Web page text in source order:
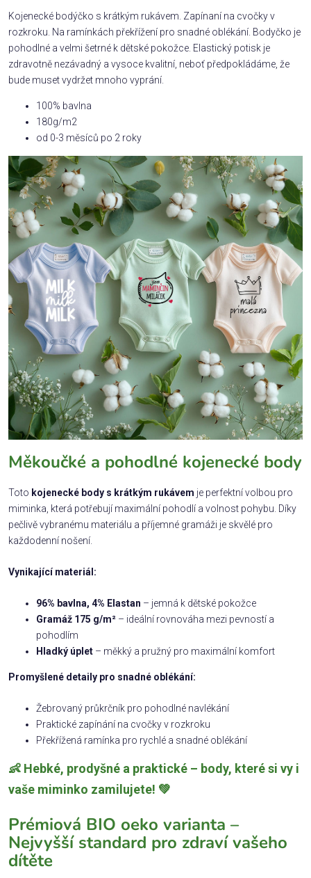
Kojenecké bodýčko s krátkým rukávem. Zapínaní na cvočky v
rozkroku. Na ramínkách překřížení pro snadné oblékání. Bodyčko je
pohodlné a velmi šetrné k dětské pokožce. Elastický potisk je
zdravotně nezávadný a vysoce kvalitní, neboť předpokládáme, že
bude muset vydržet mnoho vyprání.
100% bavlna
180g/m2
od 0-3 měsíců po 2 roky
Měkoučké a pohodlné kojenecké body
Toto kojenecké body s krátkým rukávem je perfektní volbou pro
miminka, která potřebují maximální pohodlí a volnost pohybu. Díky
pečlivě vybranému materiálu a příjemné gramáži je skvělé pro
každodenní nošení.
Vynikající materiál:
96% bavlna, 4% Elastan – jemná k dětské pokožce
Gramáž 175 g/m² – ideální rovnováha mezi pevností a
pohodlím
Hladký úplet – měkký a pružný pro maximální komfort
Promyšlené detaily pro snadné oblékání:
Žebrovaný průkrčník pro pohodlné navlékání
Praktické zapínání na cvočky v rozkroku
Překřížená ramínka pro rychlé a snadné oblékání
👶 Hebké, prodyšné a praktické – body, které si vy i
vaše miminko zamilujete! 💚
Prémiová BIO oeko varianta –
Nejvyšší standard pro zdraví vašeho
dítěte